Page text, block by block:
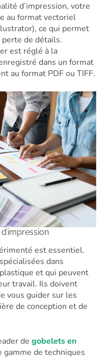
d’impression, votre
au format vectoriel
ce qui permet
de détails.
est réglé à la
dans un format
au format PDF ou TIFF.
est essentiel.
dans
et qui peuvent
travail. Ils doivent
vous guider sur les
de conception et de
de gobelets en
gamme de techniques